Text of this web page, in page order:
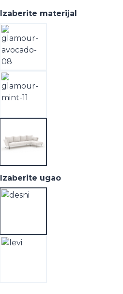
Izaberite materijal
Izaberite ugao